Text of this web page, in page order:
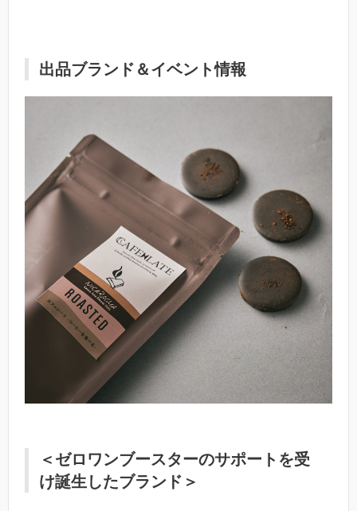
出品ブランド＆イベント情報
＜ゼロワンブースターのサポートを受
け誕生したブランド＞